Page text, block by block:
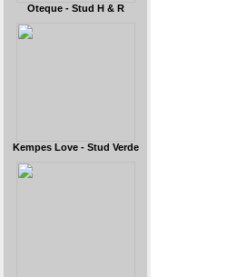
Oteque - Stud H & R
Kempes Love - Stud Verde